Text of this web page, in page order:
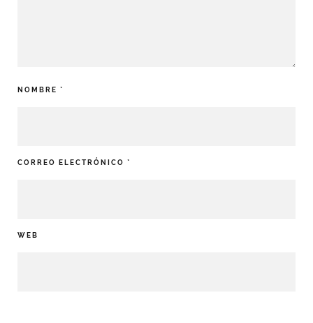
NOMBRE *
CORREO ELECTRÓNICO *
WEB